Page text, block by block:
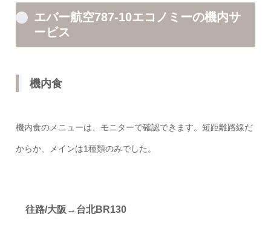
エバー航空787-10エコノミーの機内サ
ービス
機内食
機内食のメニューは、モニターで確認できます。短距離路線だ
からか、メインは1種類のみでした。
往路/大阪→台北BR130